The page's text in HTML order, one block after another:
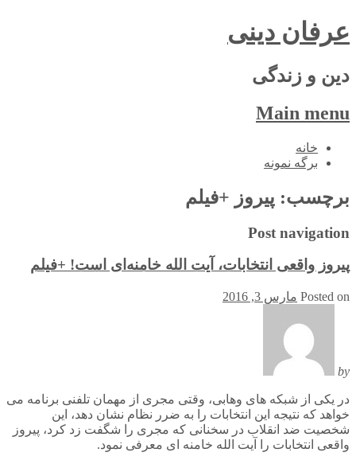
عرفان دینی
دین و زندگی
Main menu
Skip
خانه
برگه نمونه
برچسب: پیروز +فیلم
Post navigation
پیروز واقعی انتخابات، آیت الله خامنه‌ای است! +فیلم
Posted on مارس 3, 2016
by
در یکی از شبکه های وهابی، وقتی مجری از مهمان تلفنی برنامه می
خواهد که نتیجه این انتخابات را به ضرر نظام نشان دهد، این
شخصیت ضد انقلاب در سخنانی که مجری را شگفت زد کرد، پیروز
واقعی انتخابات را آیت الله خامنه ای معرفی نمود.